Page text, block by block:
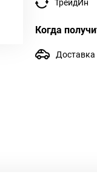
ТрейдИн
Когда
Доставка